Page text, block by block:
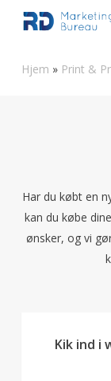
content
Hjem » Print &
Har du købt en
kan du købe
ønsker, og vi
Kik ind i